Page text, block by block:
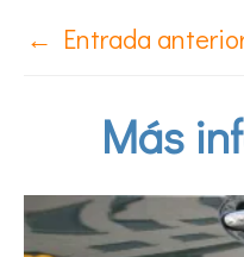
← Entrada
Más